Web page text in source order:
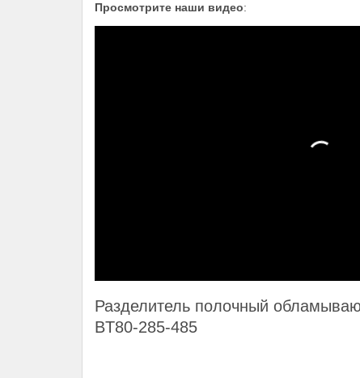
Просмотрите наши видео:
Разделитель полочный
ВT80-285-485